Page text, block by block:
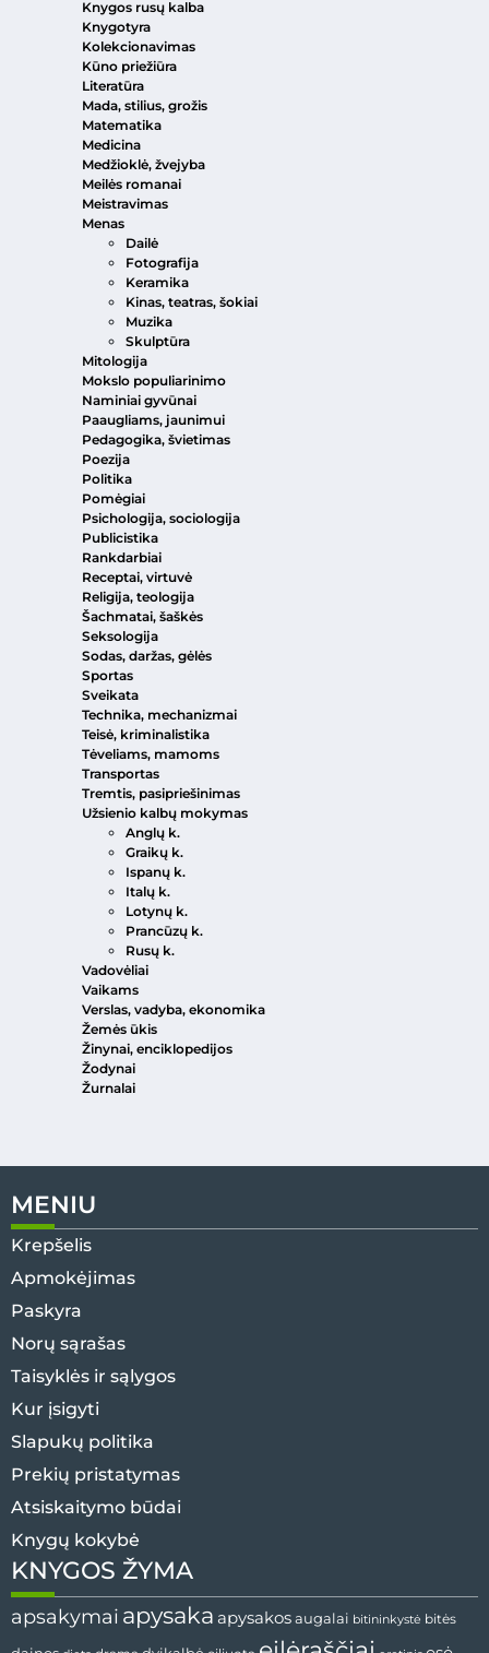
Knygos rusų kalba
Knygotyra
Kolekcionavimas
Kūno priežiūra
Literatūra
Mada, stilius, grožis
Matematika
Medicina
Medžioklė, žvejyba
Meilės romanai
Meistravimas
Menas
Dailė
Fotografija
Keramika
Kinas, teatras, šokiai
Muzika
Skulptūra
Mitologija
Mokslo populiarinimo
Naminiai gyvūnai
Paaugliams, jaunimui
Pedagogika, švietimas
Poezija
Politika
Pomėgiai
Psichologija, sociologija
Publicistika
Rankdarbiai
Receptai, virtuvė
Religija, teologija
Šachmatai, šaškės
Seksologija
Sodas, daržas, gėlės
Sportas
Sveikata
Technika, mechanizmai
Teisė, kriminalistika
Tėveliams, mamoms
Transportas
Tremtis, pasipriešinimas
Užsienio kalbų mokymas
Anglų k.
Graikų k.
Ispanų k.
Italų k.
Lotynų k.
Prancūzų k.
Rusų k.
Vadovėliai
Vaikams
Verslas, vadyba, ekonomika
Žemės ūkis
Žinynai, enciklopedijos
Žodynai
Žurnalai
MENIU
Krepšelis
Apmokėjimas
Paskyra
Norų sąrašas
Taisyklės ir sąlygos
Kur įsigyti
Slapukų politika
Prekių pristatymas
Atsiskaitymo būdai
Knygų kokybė
KNYGOS ŽYMA
apsakymai apysaka apysakos augalai bitininkystė bitės